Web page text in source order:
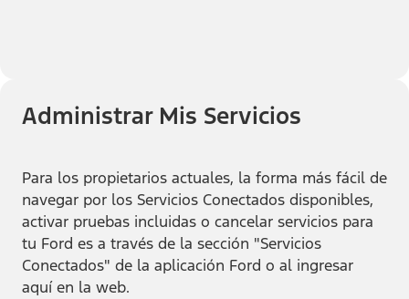
Administrar Mis Servicios
Para los propietarios actuales, la forma más fácil de
navegar por los Servicios Conectados disponibles,
activar pruebas incluidas o cancelar servicios para
tu Ford es a través de la sección "Servicios
Conectados" de la aplicación Ford o al ingresar
aquí en la web.